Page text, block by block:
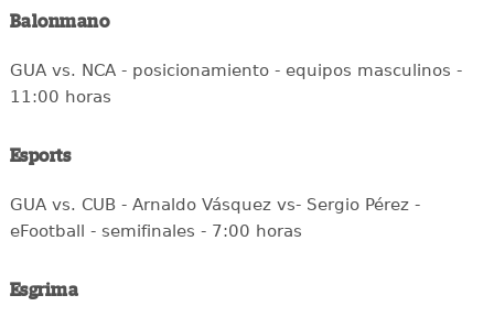
Balonmano
GUA vs. NCA - posicionamiento - equipos masculinos -
11:00 horas
Esports
GUA vs. CUB - Arnaldo Vásquez vs- Sergio Pérez -
eFootball - semifinales - 7:00 horas
Esgrima